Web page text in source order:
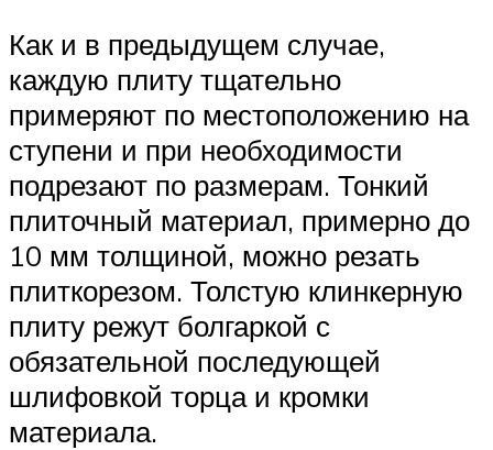
Как и в предыдущем случае,
каждую плиту тщательно
примеряют по местоположению на
ступени и при необходимости
подрезают по размерам. Тонкий
плиточный материал, примерно до
10 мм толщиной, можно резать
плиткорезом. Толстую клинкерную
плиту режут болгаркой с
обязательной последующей
шлифовкой торца и кромки
материала.